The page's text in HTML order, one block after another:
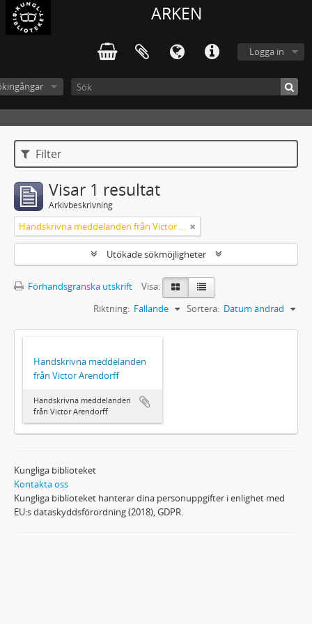
ARKEN
Logga in
Filter
Visar 1 resultat
Arkivbeskrivning
Handskrivna meddelanden från Victor Arendorff
Utökade sökmöjligheter
Förhandsgranska utskrift
Visa:
Sortera: Datum ändrad
Riktning: Fallande
Handskrivna meddelanden
från Victor Arendorff
Handskrivna meddelanden
från Victor Arendorff
Kungliga biblioteket
Kontakta oss
Kungliga biblioteket hanterar dina personuppgifter i enlighet med
EU:s dataskyddsförordning (2018), GDPR.